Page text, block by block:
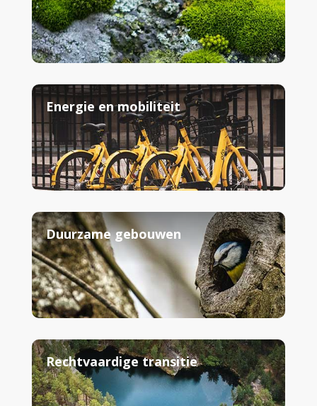
Energie en mobiliteit
Duurzame gebouwen
Rechtvaardige transitie